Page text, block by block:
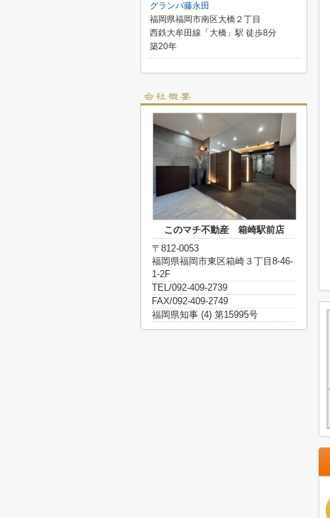
グランパ藤永田
福岡県福岡市南区大橋２丁目
西鉄大牟田線「大橋」駅 徒歩8分
築20年
このマチ不動産 箱崎駅前店
〒812-0053
福岡県福岡市東区箱崎３丁目8-46-
1-2F
TEL/092-409-2739
FAX/092-409-2749
福岡県知事 (4) 第15995号